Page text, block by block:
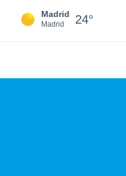
Madrid
Madrid 24°